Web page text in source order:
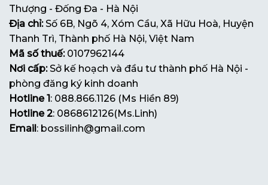
Thượng - Đống Đa - Hà Nội
Địa chỉ:Số 6B, Ngõ 4, Xóm Cầu, Xã Hữu Hoà, Huyện
Thanh Trì, Thành phố Hà Nội, Việt Nam
Mã số thuế:0107962144
Nơi cấp:Sở kế hoạch và đầu tư thành phố Hà Nội -
phòng đăng ký kinh doanh
Hotline 1: 088.866.1126 (Ms Hiền 89)
Hotline 2: 0868612126(Ms.Linh)
Email: bossilinh@gmail.com